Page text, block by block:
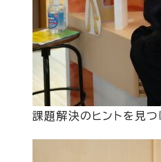
課題解決のヒントを見つ